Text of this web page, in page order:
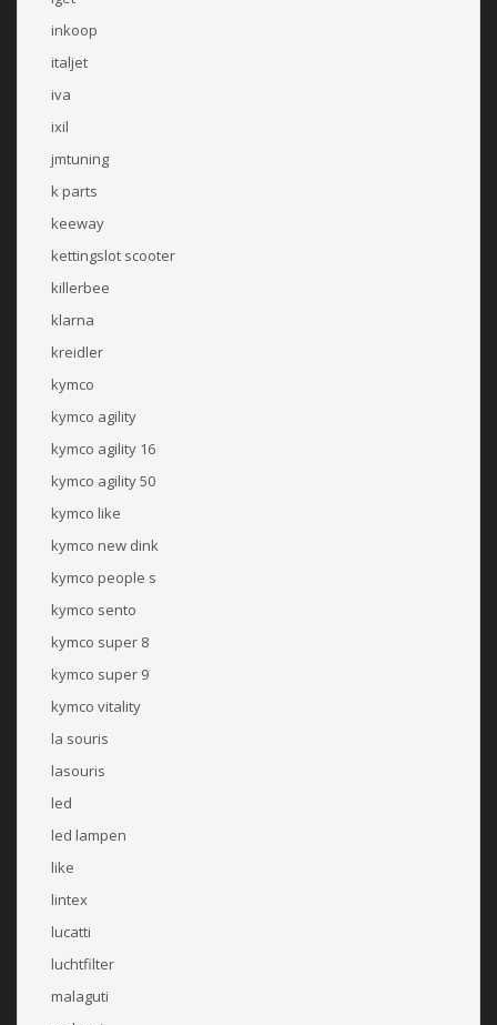
inkoop
italjet
iva
ixil
jmtuning
k parts
keeway
kettingslot scooter
killerbee
klarna
kreidler
kymco
kymco agility
kymco agility 16
kymco agility 50
kymco like
kymco new dink
kymco people s
kymco sento
kymco super 8
kymco super 9
kymco vitality
la souris
lasouris
led
led lampen
like
lintex
lucatti
luchtfilter
malaguti